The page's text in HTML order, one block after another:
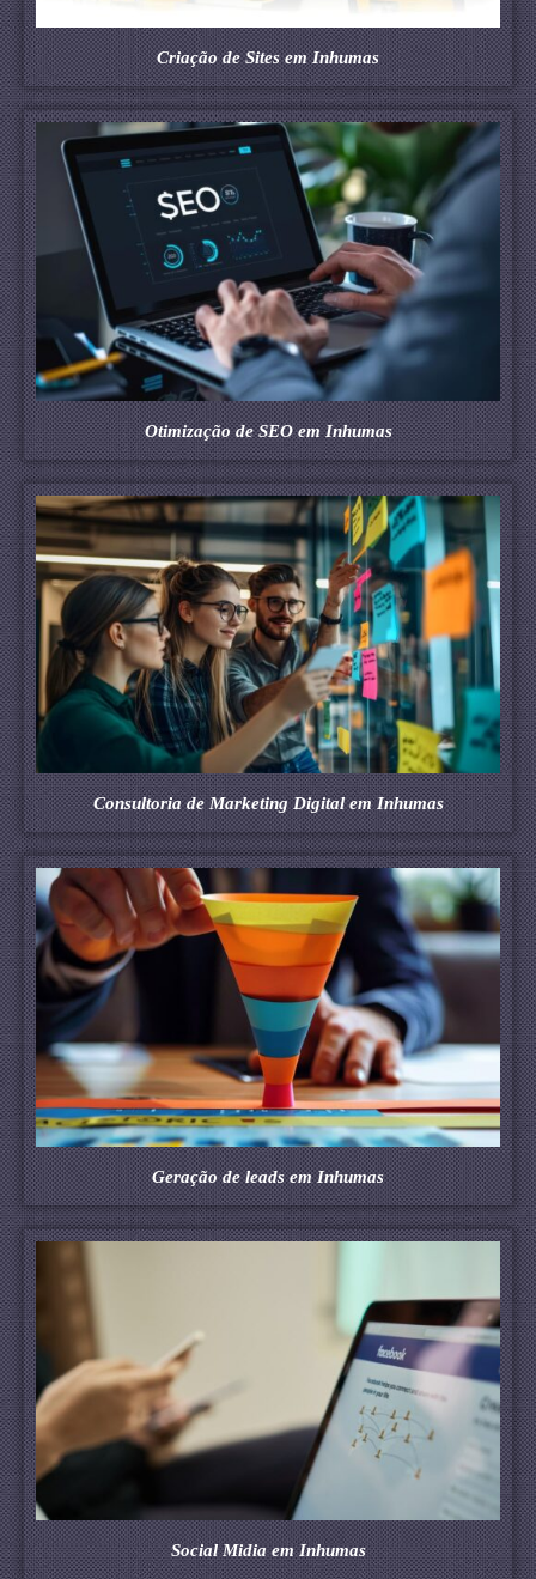
Criação de Sites em Inhumas
Otimização de SEO em Inhumas
Consultoria de Marketing Digital em Inhumas
Geração de leads em Inhumas
Social Midia em Inhumas